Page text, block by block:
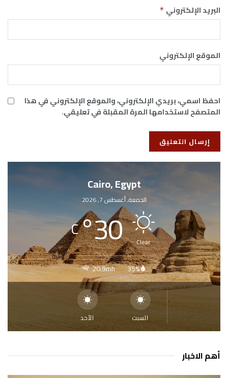
البريد الإلكتروني *
الموقع الإلكتروني
احفظ اسمي، بريدي الإلكتروني، والموقع الإلكتروني في هذا
المتصفح لاستخدامها المرة المقبلة في تعليقي.
Cairo, Egypt
الجمعة, أغسطس 7, 2026
Clear
30
°
C
35%
20.9mh
السبت الأحد
أهم الاخبار